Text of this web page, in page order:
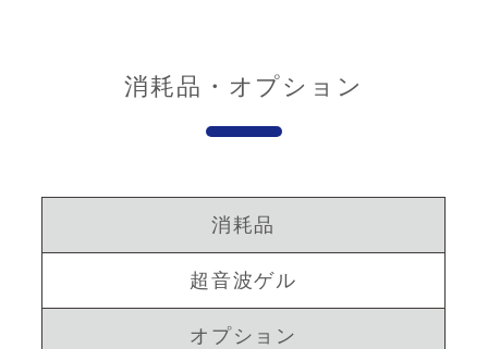
消耗品・オプション
消耗品
超音波ゲル
オプション